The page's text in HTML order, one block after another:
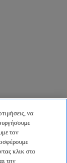
να
τον
κλικ στο
την